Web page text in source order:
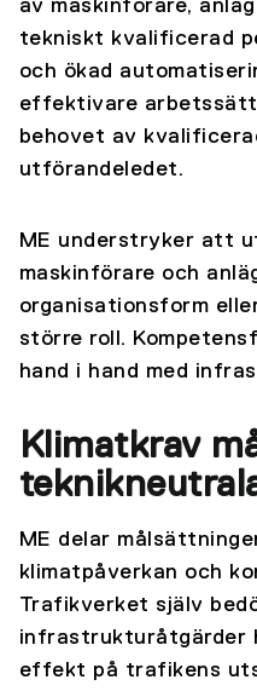
av maskinförare,
tekniskt kvalificerad
och ökad
effektivare
behovet av
utförandeledet.
ME understryker att
maskinförare och
organisationsform
större roll.
hand i hand med
Klimatkrav
ME delar
klimatpåverkan och
Trafikverket själv
infrastrukturåtgärder
effekt på trafikens